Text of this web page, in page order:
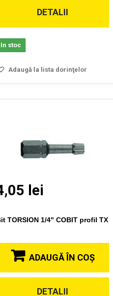
DETALII
In stoc
Adaugă la lista dorinţelor
Vizionare
lei
TORSION 1/4" COBIT profil TX
ADAUGĂ ÎN COŞ
DETALII